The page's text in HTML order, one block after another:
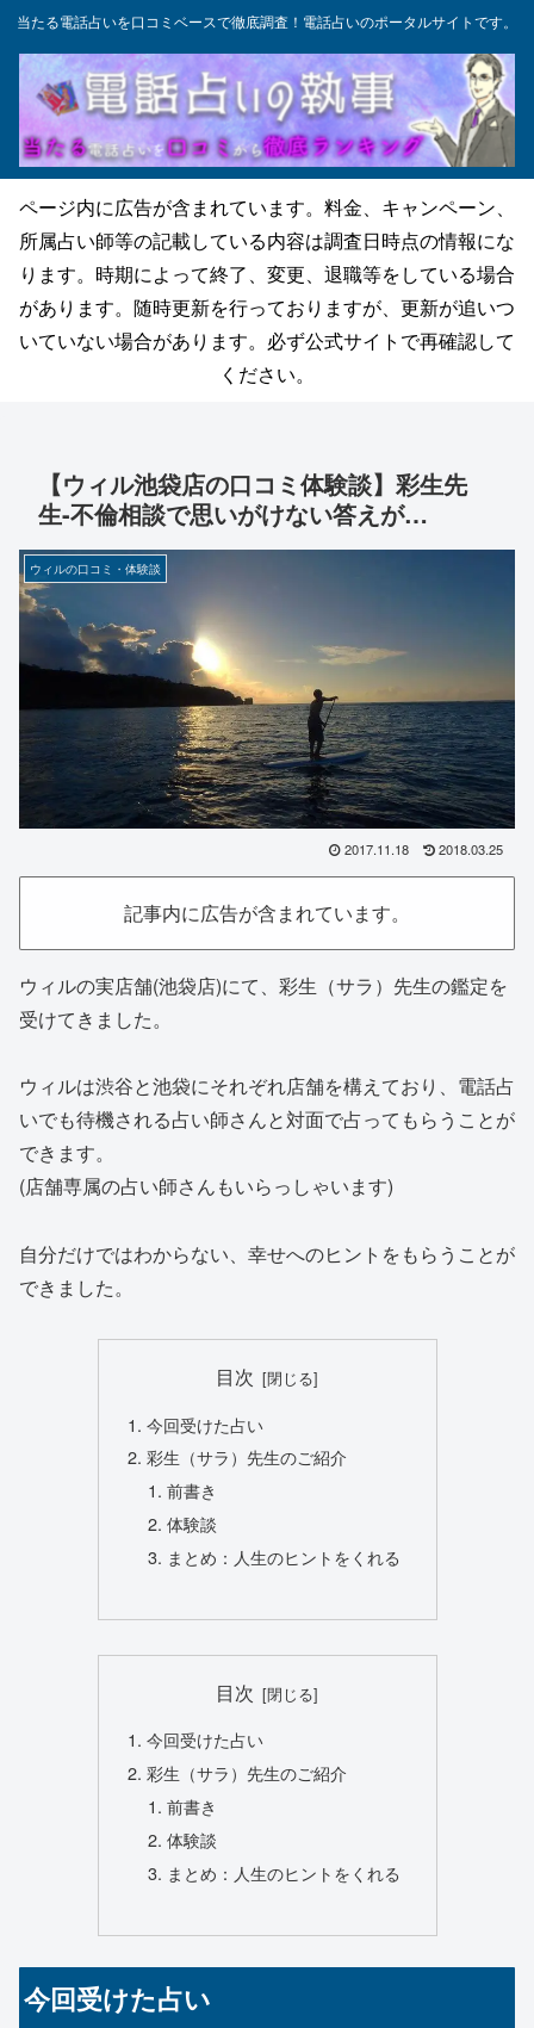
当たる電話占いを口コミベースで徹底調査！電話占いのポータルサイトです。
ページ内に広告が含まれています。料金、キャンペーン、
所属占い師等の記載している内容は調査日時点の情報にな
ります。時期によって終了、変更、退職等をしている場合
があります。随時更新を行っておりますが、更新が追いつ
いていない場合があります。必ず公式サイトで再確認して
ください。
【ウィル池袋店の口コミ体験談】彩生先
生-不倫相談で思いがけない答えが…
ウィルの口コミ・体験談
2017.11.18 2018.03.25
記事内に広告が含まれています。
ウィルの実店舗(池袋店)にて、彩生（サラ）先生の鑑定を
受けてきました。
ウィルは渋谷と池袋にそれぞれ店舗を構えており、電話占
いでも待機される占い師さんと対面で占ってもらうことが
できます。
(店舗専属の占い師さんもいらっしゃいます)
自分だけではわからない、幸せへのヒントをもらうことが
できました。
目次
今回受けた占い
彩生（サラ）先生のご紹介
前書き
体験談
まとめ：人生のヒントをくれる
目次
今回受けた占い
彩生（サラ）先生のご紹介
前書き
体験談
まとめ：人生のヒントをくれる
今回受けた占い